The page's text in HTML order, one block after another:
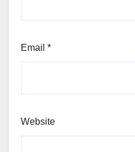
Email *
Website